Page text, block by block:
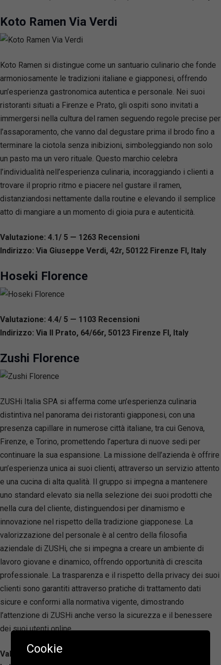
Koto Ramen Via Verdi
Koto Ramen si distingue come un santuario culinario che fonde
armoniosamente le tradizioni italiane e giapponesi, offrendo
un’esperienza gastronomica autentica e personale. Nei suoi
ristoranti situati a Firenze e Prato, gli ospiti sono invitati a
immergersi nella cultura del ramen seguendo regole precise per
l’assaporamento, che vanno dal degustare prima il brodo fino a
terminare la ciotola senza inibizioni, simboleggiando non solo
un pasto ma un vero rituale. Questo marchio celebra
l’individualità nell’esperienza culinaria, incoraggiando i clienti a
trovare il proprio ritmo e piacere nel gustare il ramen,
distanziandosi nettamente dalla routine e elevando il semplice
atto di mangiare a un momento di gioia pura e autenticità.
Valutazione: 4.1/ 5 — 1263 Recensioni
Indirizzo: Via Giuseppe Verdi, 42r, 50122 Firenze FI, Italy
Hoseki Florence
Valutazione: 4.4/ 5 — 1103 Recensioni
Indirizzo: Via Il Prato, 64/66r, 50123 Firenze FI, Italy
Zushi Florence
ZUSHi Italia SPA si afferma come un’esperienza culinaria
distintiva nel panorama dei ristoranti giapponesi, con una
presenza capillare in numerose città italiane, tra cui Genova,
Firenze, e Torino, promettendo l’apertura di nuove sedi per
continuare la sua espansione. La missione dell’azienda è offrire
un’esperienza unica ai suoi clienti, attraverso un servizio attento
e una cucina di alta qualità. Il gruppo si impegna a mantenere
uno standard elevato sia nella selezione dei suoi prodotti che
nella cura del cliente, distinguendosi per dinamismo e
innovazione nel rispetto della tradizione giapponese. La
valorizzazione del personale è al centro della filosofia
aziendale di ZUSHi, che si impegna a creare un ambiente di
lavoro giovane e dinamico, offrendo opportunità di crescita
professionale. La trasparenza e il rispetto della privacy dei suoi
clienti sono garantiti attraverso pratiche di trattamento dati
sicure e conformi alla normativa vigente, dimostrando
l’attenzione di ZUSHi anche verso la sicurezza e il benessere
dei suoi utenti online.
Valutazione: 4.2/ 5 — 1043
Cookie